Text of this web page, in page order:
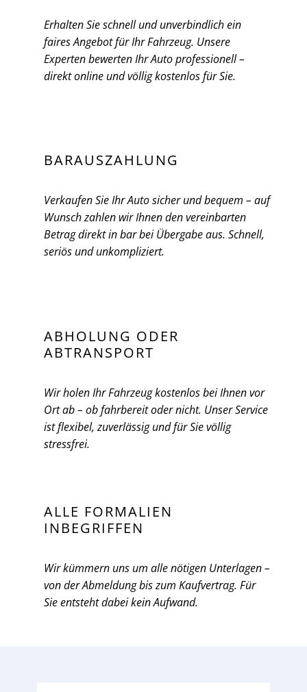
Erhalten Sie schnell und unverbindlich ein
faires Angebot für Ihr Fahrzeug. Unsere
Experten bewerten Ihr Auto professionell –
direkt online und völlig kostenlos für Sie.
BARAUSZAHLUNG
Verkaufen Sie Ihr Auto sicher und bequem – auf
Wunsch zahlen wir Ihnen den vereinbarten
Betrag direkt in bar bei Übergabe aus. Schnell,
seriös und unkompliziert.
ABHOLUNG ODER
ABTRANSPORT
Wir holen Ihr Fahrzeug kostenlos bei Ihnen vor
Ort ab – ob fahrbereit oder nicht. Unser Service
ist flexibel, zuverlässig und für Sie völlig
stressfrei.
ALLE FORMALIEN
INBEGRIFFEN
Wir kümmern uns um alle nötigen Unterlagen –
von der Abmeldung bis zum Kaufvertrag. Für
Sie entsteht dabei kein Aufwand.